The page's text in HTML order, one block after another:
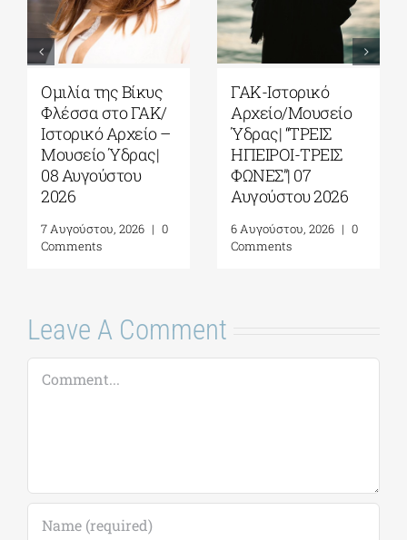
Ομιλία της Βίκυς
Φλέσσα στο ΓΑΚ/
Ιστορικό Αρχείο –
Μουσείο Ύδρας|
08 Αυγούστου
2026
7 Αυγούστου, 2026 | 0
Comments
ΓΑΚ-Ιστορικό
Αρχείο/Μουσείο
Ύδρας| “ΤΡΕΙΣ
ΗΠΕΙΡΟΙ-ΤΡΕΙΣ
ΦΩΝΕΣ”| 07
Αυγούστου 2026
6 Αυγούστου, 2026 | 0
Comments
Leave A Comment
Comment